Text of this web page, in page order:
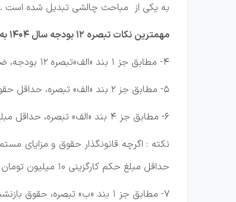
به یکی از مباحث چالشی تبدیل شده است .
مهمترین نکات تبصره 12 بودجه سال 1404 به شرح ذیل عبارت است از:
4- مطابق جز 1 بند «الف»تبصره 12 بودجه، ضریب حقوق گروه‌های مختلف حقوق بگیر به میزان 20 % افزایش می‌یابد.
5- مطابق جز 2 بند «الف» تبصره، حداقل حقوق و مزایای مستمر شاغلان مشمول و غیر مشمول قانون مدیریت خدمات کشوری به میزان 20 درصد افزایش می‌یابد.
6- مطابق جز 4 بند «الف» تبصره، حداقل مبلغ مندرج در احکام کارگزینی و قرارداد منعقده حقوق بگیران به میزان 30 % افزایش و مبلغ ١٣ میلیون تومان تعیین می‌شود.
حداقل مبلغ حکم کارگزینی 10 میلیون تومان تعیین شده بود.) بنابراین به غیر از حداقل بگیران، تمام شاغلان 20% افزایش حقوق در سال 1404 خواهند داشت.
7- مطابق جز 1 بند «ب» تبصره، حقوق بازنشستگان وظیفه بگیران و مشترکان صندوق‌ها بازنشستگی کشوری و غیر کشوری به میزان 20% افزایش می‌یابد.